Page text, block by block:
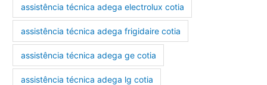
assistência técnica adega electrolux cotia
assistência técnica adega frigidaire cotia
assistência técnica adega ge cotia
assistência técnica adega lg cotia